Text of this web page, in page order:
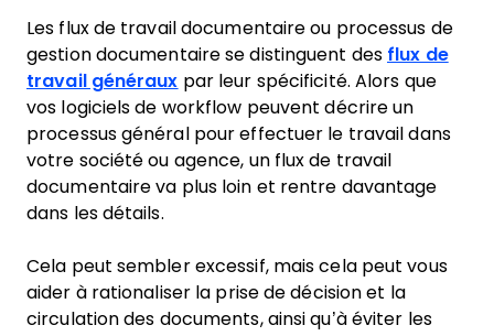
Les flux de travail documentaire ou processus de
gestion documentaire se distinguent des flux de
travail généraux par leur spécificité. Alors que
vos logiciels de workflow peuvent décrire un
processus général pour effectuer le travail dans
votre société ou agence, un flux de travail
documentaire va plus loin et rentre davantage
dans les détails.
Cela peut sembler excessif, mais cela peut vous
aider à rationaliser la prise de décision et la
circulation des documents, ainsi qu’à éviter les